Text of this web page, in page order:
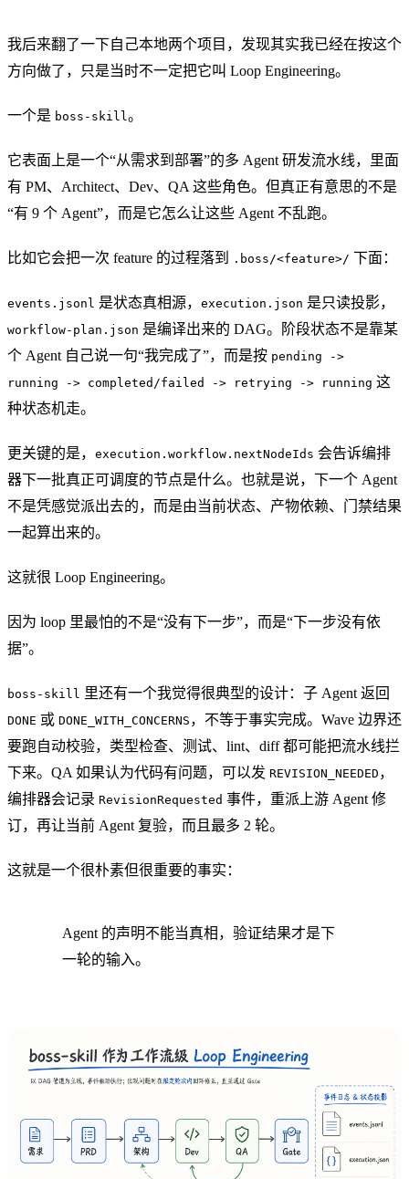
我后来翻了一下自己本地两个项目，发现其实我已经在按这个
方向做了，只是当时不一定把它叫 Loop Engineering。
一个是 boss-skill。
它表面上是一个“从需求到部署”的多 Agent 研发流水线，里面
有 PM、Architect、Dev、QA 这些角色。但真正有意思的不是
“有 9 个 Agent”，而是它怎么让这些 Agent 不乱跑。
比如它会把一次 feature 的过程落到 .boss/<feature>/ 下面：
events.jsonl 是状态真相源， execution.json 是只读投影，
workflow-plan.json 是编译出来的 DAG。阶段状态不是靠某
个 Agent 自己说一句“我完成了”，而是按 pending ->
running -> completed/failed -> retrying -> running 这
种状态机走。
更关键的是， execution.workflow.nextNodeIds 会告诉编排
器下一批真正可调度的节点是什么。也就是说，下一个 Agent
不是凭感觉派出去的，而是由当前状态、产物依赖、门禁结果
一起算出来的。
这就很 Loop Engineering。
因为 loop 里最怕的不是“没有下一步”，而是“下一步没有依
据”。
boss-skill 里还有一个我觉得很典型的设计：子 Agent 返回
DONE 或 DONE_WITH_CONCERNS ，不等于事实完成。Wave 边界还
要跑自动校验，类型检查、测试、lint、diff 都可能把流水线拦
下来。QA 如果认为代码有问题，可以发 REVISION_NEEDED ，
编排器会记录 RevisionRequested 事件，重派上游 Agent 修
订，再让当前 Agent 复验，而且最多 2 轮。
这就是一个很朴素但很重要的事实：
Agent 的声明不能当真相，验证结果才是下
一轮的输入。